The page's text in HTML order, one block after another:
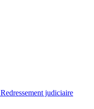
Redressement judiciaire